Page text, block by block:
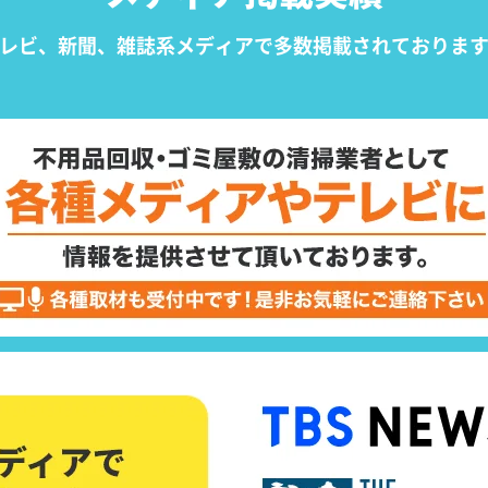
ビ、新聞、雑誌系メディアで多数掲載されておりま